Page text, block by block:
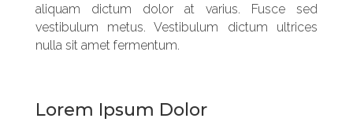
aliquam dictum dolor at varius. Fusce sed
vestibulum metus. Vestibulum dictum ultrices
nulla sit amet fermentum.
Lorem Ipsum Dolor